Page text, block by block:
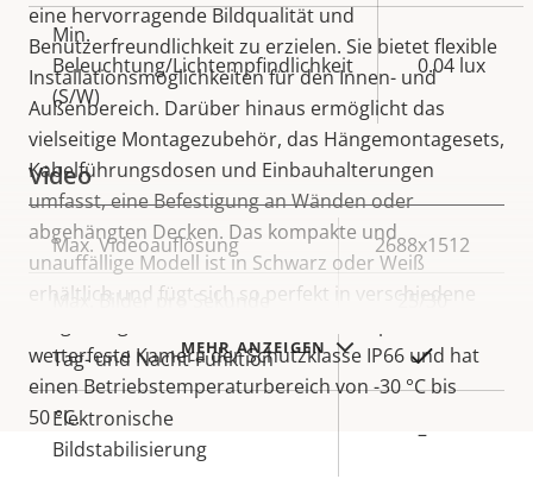
eine hervorragende Bildqualität und
Benutzerfreundlichkeit zu erzielen. Sie bietet flexible
Installationsmöglichkeiten für den Innen- und
Außenbereich. Darüber hinaus ermöglicht das
vielseitige Montagezubehör, das Hängemontagesets,
Kabelführungsdosen und Einbauhalterungen
umfasst, eine Befestigung an Wänden oder
abgehängten Decken. Das kompakte und
unauffällige Modell ist in Schwarz oder Weiß
erhältlich und fügt sich so perfekt in verschiedene
wetterfeste Kamera der Schutzklasse IP66 und hat
einen Betriebstemperaturbereich von -30 °C bis
50 °C.
MEHR ANZEIGEN
Min.
Beleuchtung/Lichtempfindlichkeit
(S/W)
0.04 lux
Video
Eigentumsbeschreibung Eigentumswert
Max. Videoauflösung 2688x1512
Max. Bilder pro Sekunde 25/30
Tag- und Nacht-Funktion Ja
Elektronische
Bildstabilisierung
–